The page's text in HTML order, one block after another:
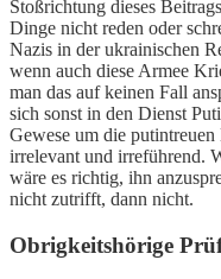
Stoßrichtung dieses
Dinge nicht reden oder
Nazis in der ukrainischen
wenn auch diese Armee
man das auf keinen Fall
sich sonst in den Dienst
Gewese um die
irrelevant und irreführend.
wäre es richtig, ihn
nicht zutrifft, dann nicht.
Obrigkeitshörige